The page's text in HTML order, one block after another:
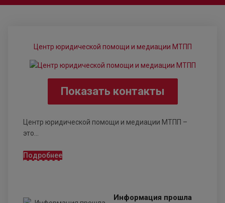
Центр юридической помощи и медиации МТПП
Показать контакты
Центр юридической помощи и медиации МТПП –
это...
Подробнее
Информация прошла